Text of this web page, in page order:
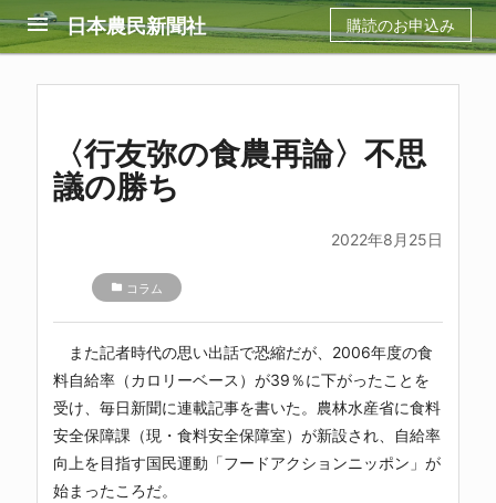
menu 日本農民新聞社 購読のお申込み
〈行友弥の食農再論〉不思
議の勝ち
2022年8月25日
folder コラム
また記者時代の思い出話で恐縮だが、2006年度の食
料自給率（カロリーベース）が39％に下がったことを
受け、毎日新聞に連載記事を書いた。農林水産省に食料
安全保障課（現・食料安全保障室）が新設され、自給率
向上を目指す国民運動「フードアクションニッポン」が
始まったころだ。